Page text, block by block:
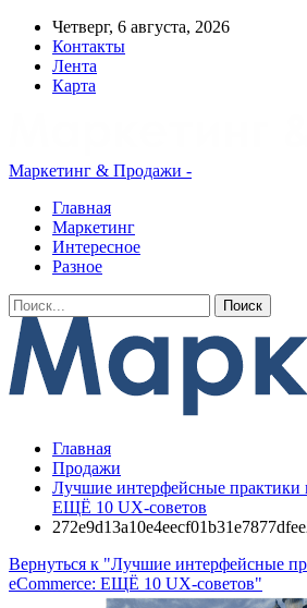
Четверг, 6 августа, 2026
Контакты
Лента
Карта
Маркетинг & Продажи -
Главная
Маркетинг
Интересное
Разное
Главная
Продажи
Лучшие интерфейсные практики
ЕЩЁ 10 UX-советов
Вернуться к "Лучшие интерфейсные
eCommerce: ЕЩЁ 10 UX-советов"